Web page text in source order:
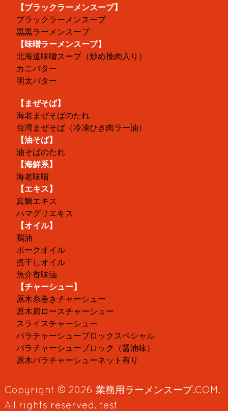
【ブラックラーメンスープ】
ブラックラーメンスープ
黒黒ラーメンスープ
【味噌ラーメンスープ】
北海道味噌スープ（炒め挽肉入り）
カニバター
明太バター
【まぜそば】
海老まぜそばのたれ
台湾まぜそば（冷凍ひき肉ラー油）
【油そば】
油そばのたれ
【海鮮系】
海老味噌
【エキス】
真鯛エキス
ハマグリエキス
【オイル】
鶏油
ポークオイル
煮干しオイル
魚介香味油
【チャーシュー】
原木糸巻きチャーシュー
原木肩ロースチャーシュー
スライスチャーシュー
バラチャーシューブロックスペシャル
バラチャーシューブロック（醤油味）
原木バラチャーシューネット有り
Copyright © 2026 業務用ラーメンスープ.COM ,
All rights reserved. test